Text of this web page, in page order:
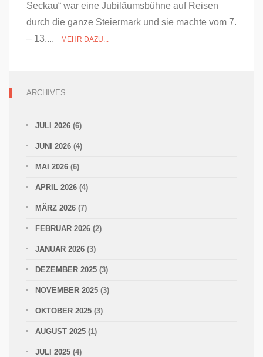
Seckau“ war eine Jubiläumsbühne auf Reisen
durch die ganze Steiermark und sie machte vom 7.
– 13....
MEHR DAZU...
ARCHIVES
JULI 2026 (6)
JUNI 2026 (4)
MAI 2026 (6)
APRIL 2026 (4)
MÄRZ 2026 (7)
FEBRUAR 2026 (2)
JANUAR 2026 (3)
DEZEMBER 2025 (3)
NOVEMBER 2025 (3)
OKTOBER 2025 (3)
AUGUST 2025 (1)
JULI 2025 (4)